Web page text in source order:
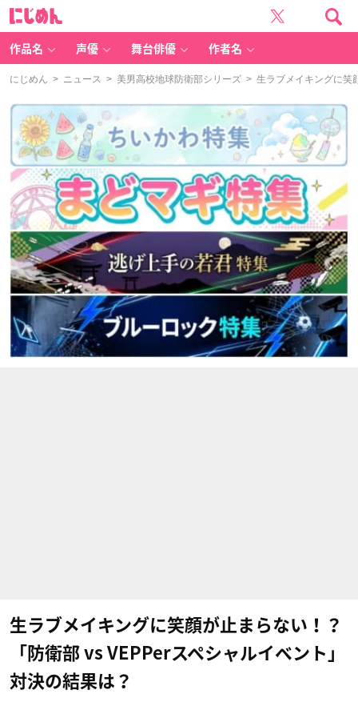
作品名 声優 舞台俳優 作者名
にじめん > ニュース > 美男高校地球防衛部シリーズ > 生ラブメイキングに笑
生ラブメイキングに笑顔が止まらない！？
「防衛部 vs VEPPerスペシャルイベント」
対決の結果は？